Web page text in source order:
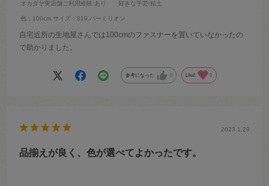
オカダヤ実店舗ご利用経験:あり 好きな手芸:粘土
色：100cm サイズ：819.バーミリオン
自宅近所の生地屋さんでは100cmのファスナーを置いていなかったの
で助かりました。
参考になった 0 Like! 0
2023.1.29
品揃えが良く、色が選べてよかったです。